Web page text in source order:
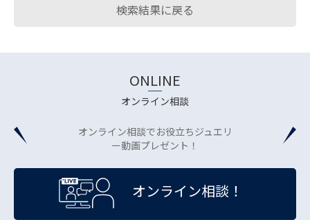
検索結果に戻る
ONLINE
オンライン相談
オンライン相談でお役立ちジュエリ
ー動画プレゼント！
オンライン相談！